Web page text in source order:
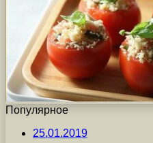
Популярное
25.01.2019